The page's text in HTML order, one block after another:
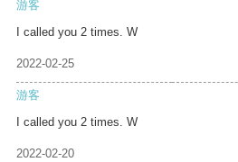
游客
I called you 2 times. W
2022-02-25
游客
I called you 2 times. W
2022-02-20